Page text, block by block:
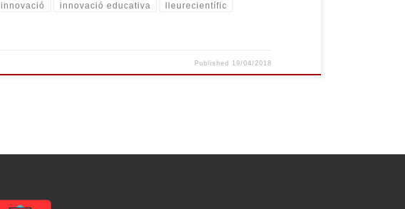
innovació innovació educativa lleurecientífic
Published 19/04/2018